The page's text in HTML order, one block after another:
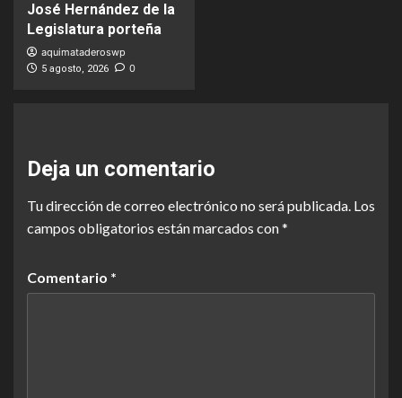
José Hernández de la
Legislatura porteña
aquimataderoswp
5 agosto, 2026 0
Deja un comentario
Tu dirección de correo electrónico no será publicada. Los
campos obligatorios están marcados con*
Comentario *